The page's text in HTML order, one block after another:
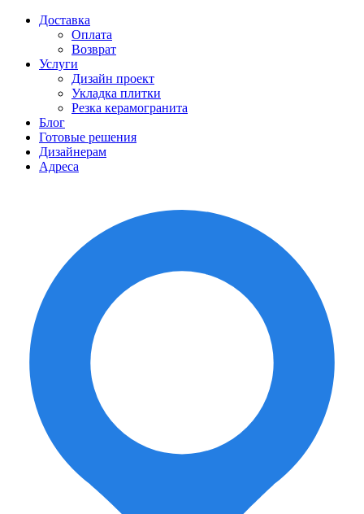
Доставка
Оплата
Возврат
Услуги
Дизайн проект
Укладка плитки
Резка керамогранита
Блог
Готовые решения
Дизайнерам
Адреса